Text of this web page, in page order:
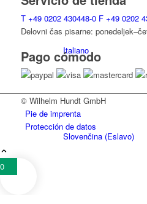
Italiano
Slovenčina(Eslavo)
T +49 0202 430448-0 F +49 0202
Delovni čas pisarne:
Pago cómodo
© Wilhelm Hundt GmbH
Pie de imprenta
Protección de datos
0